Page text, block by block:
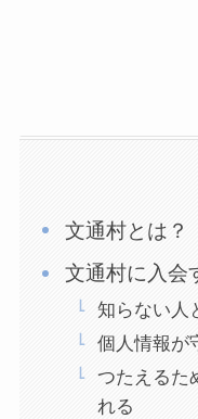
文通村とは？
文通村に入会
知らない人
個人情報が
つたえるた
れる